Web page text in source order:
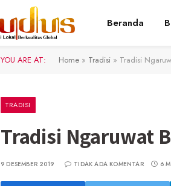
Beranda
YOU ARE AT: Home » Tradisi » Tradisi
TRADISI
Tradisi Ngaruwat
9 DESEMBER 2019 TIDAK ADA KOMENTAR 6